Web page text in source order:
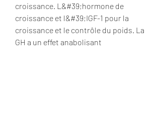
croissance. L&#39;hormone de
croissance et l&#39;IGF-1 pour la
croissance et le contrôle du poids. La
GH a un effet anabolisant